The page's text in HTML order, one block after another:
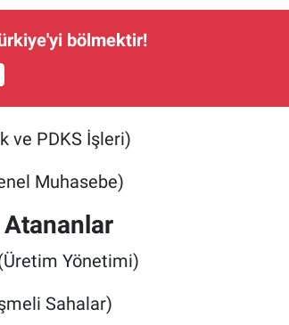
bölmektir!
ve PDKS İşleri)
Muhasebe)
Atananlar
Yönetimi)
Sahalar)